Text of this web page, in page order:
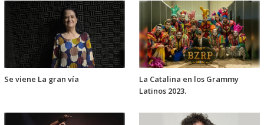
Se viene La gran vía
La Catalina en los Grammy
Latinos 2023.